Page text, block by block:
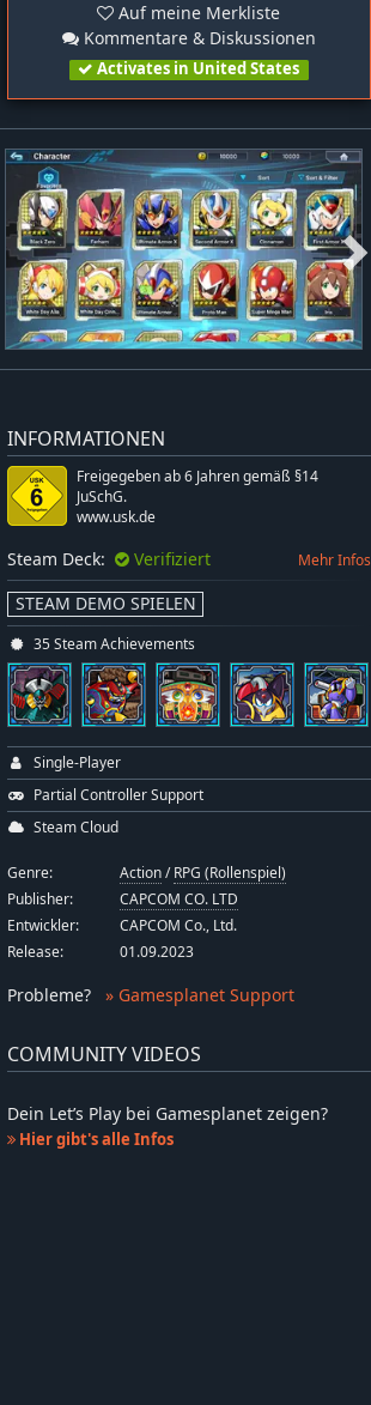
Auf meine Merkliste
Kommentare & Diskussionen
Activates in United States
INFORMATIONEN
Freigegeben ab 6 Jahren gemäß §14
JuSchG.
www.usk.de
Steam Deck: Verifiziert Mehr Infos
STEAM DEMO SPIELEN
35 Steam Achievements
Single-Player
Partial Controller Support
Steam Cloud
Genre: Action/RPG (Rollenspiel)
Publisher:
CAPCOM CO. LTD
Entwickler:
CAPCOM Co., Ltd.
Release:
01.09.2023
Probleme? » Gamesplanet Support
COMMUNITY VIDEOS
Dein Let’s Play bei Gamesplanet zeigen?
Hier gibt's alle Infos